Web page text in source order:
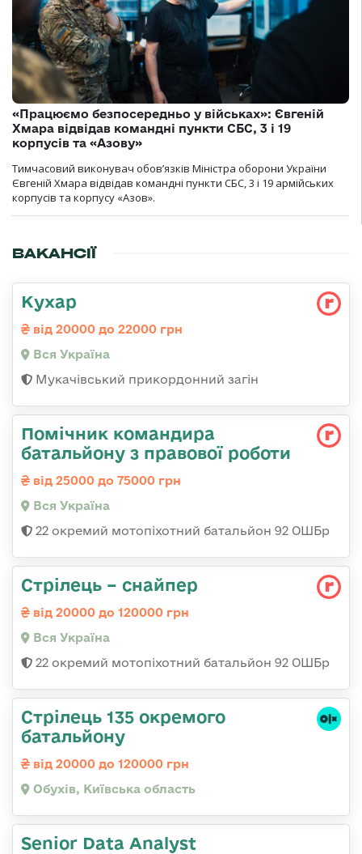
«Працюємо безпосередньо у військах»: Євгеній
Хмара відвідав командні пункти СБС, 3 і 19
корпусів та «Азову»
Тимчасовий виконувач обов’язків Міністра оборони України
Євгеній Хмара відвідав командні пункти СБС, 3 і 19 армійських
корпусів та корпусу «Азов».
ВАКАНСІЇ
Кухар
від 20000 до 22000 грн
Вся Україна
Мукачівський прикордонний загін
Помічник командира
батальйону з правової роботи
від 25000 до 75000 грн
Вся Україна
22 окремий мотопіхотний батальйон 92 ОШБр
Стрілець – снайпер
від 20000 до 120000 грн
Вся Україна
22 окремий мотопіхотний батальйон 92 ОШБр
Стрілець 135 окремого
батальйону
від 20000 до 120000 грн
Обухів, Київська область
Senior Data Analyst